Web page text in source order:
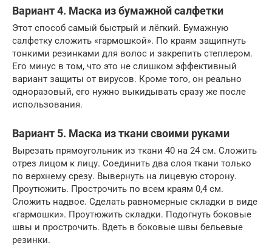
Вариант 4. Маска из бумажной салфетки
Этот способ самый быстрый и лёгкий. Бумажную
салфетку сложить «гармошкой». По краям защипнуть
тонкими резинками для волос и закрепить степлером.
Его минус в том, что это не слишком эффективный
вариант защиты от вирусов. Кроме того, он реально
одноразовый, его нужно выкидывать сразу же после
использования.
Вариант 5. Маска из ткани своими руками
Вырезать прямоугольник из ткани 40 на 24 см. Сложить
отрез лицом к лицу. Соединить два слоя ткани только
по верхнему срезу. Вывернуть на лицевую сторону.
Проутюжить. Прострочить по всем краям 0,4 см.
Сложить надвое. Сделать равномерные складки в виде
«гармошки». Проутюжить складки. Подогнуть боковые
швы и прострочить. Вдеть в боковые швы бельевые
резинки.